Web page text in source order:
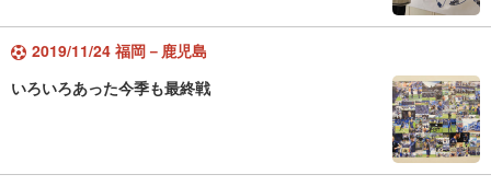
2019/11/24 福岡－鹿児島
いろいろあった今季も最終戦